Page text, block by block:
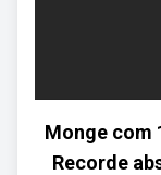
Monge com
Recorde